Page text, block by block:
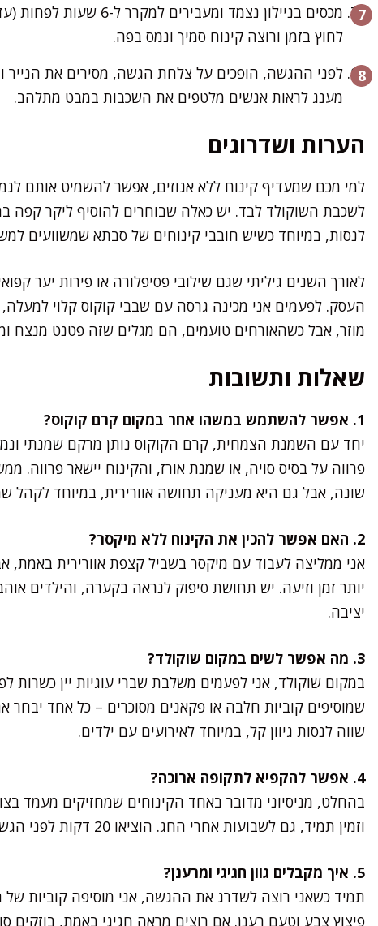
מכסים בניילון נצמד
לחוץ בזמן ורוצה קינוח סמיך ונמס בפה.
לפני ההגשה, הופכים על צלחת הגשה, מסירים את הנייר
מענג לראות אנשים מלטפים את השכבות במבט מתלהב.
הערות ושדרוגים
למי מכם שמעדיף קינוח ללא אגוזים, אפשר להשמיט אותם
לשכבת השוקולד לבד. יש כאלה שבוחרים להוסיף ליקר קפה
לנסות, במיוחד כשיש חובבי קינוחים של סבתא שמשוועים
לאורך השנים גיליתי שגם שילובי פסיפלורה או פירות יער
העסק. לפעמים אני מכינה גרסה עם שבבי קוקוס קלוי
מוזר, אבל כשהאורחים טועמים, הם מגלים שזה פטנט מנצח
שאלות ותשובות
1. אפשר להשתמש במשהו אחר במקום קרם קוקוס?
יחד עם השמנת הצמחית, קרם הקוקוס נותן מרקם שמנתי
פרווה על בסיס סויה, או שמנת אורז, והקינוח יישאר
שונה, אבל גם היא מעניקה תחושה אוורירית, במיוחד לקהל
2. האם אפשר להכין את הקינוח ללא מיקסר?
אני ממליצה לעבוד עם מיקסר בשביל קצפת אוורירית
יותר זמן וזיעה. יש תחושת סיפוק לנראה בקערה, והילדים
יציבה.
3. מה אפשר לשים במקום שוקולד?
במקום שוקולד, אני לפעמים משלבת שברי עוגיות יין כשרות
שמוסיפים קוביות חלבה או פקאנים מסוכרים – כל אחד
שווה לנסות גיוון קל, במיוחד לאירועים עם ילדים.
4. אפשר להקפיא לתקופה ארוכה?
בהחלט, מניסיוני מדובר באחד הקינוחים שמחזיקים מעמד
וזמין תמיד, גם לשבועות אחרי החג. הוציאו 20 דקות לפני הגשה, והתוצאה נשארת אוורירית ומשגעת.
5. איך מקבלים גוון חגיגי ומרענן?
תמיד כשאני רוצה לשדרג את ההגשה, אני מוסיפה קוביות של
פיצוץ צבע וטעם רענן. אם רוצים מראה חגיגי באמת, בוזקים